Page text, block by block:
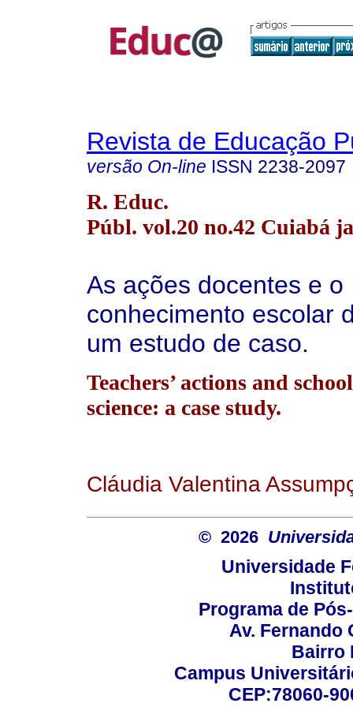
Revista de Educação
versão On-line ISSN 2238-2097
R. Educ.
Públ. vol.20 no.42 Cuiabá
As ações docentes e o
conhecimento escolar
um estudo de caso.
Teachers’ actions and
science: a case study.
Cláudia Valentina
© 2026
Universidade
Programa de
Av. Fernando
Bairro
Campus
CEP:78060-